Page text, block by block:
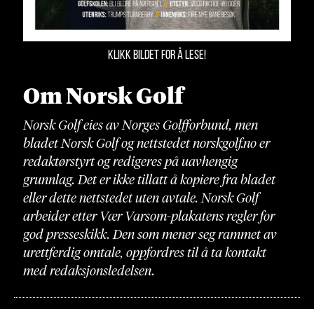
KLIKK BILDET FOR Å LESE!
Om Norsk Golf
Norsk Golf eies av Norges Golfforbund, men
bladet Norsk Golf og nettstedet norskgolf.no er
redaktørstyrt og redigeres på uavhengig
grunnlag. Det er ikke tillatt å kopiere fra bladet
eller dette nettstedet uten avtale. Norsk Golf
arbeider etter Vær Varsom-plakatens regler for
god presseskikk. Den som mener seg rammet av
urettferdig omtale, oppfordres til å ta kontakt
med redaksjonsledelsen.